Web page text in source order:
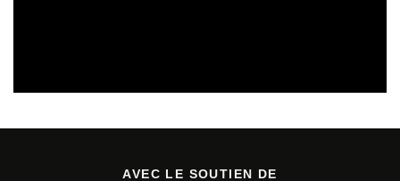
AVEC LE SOUTIEN DE